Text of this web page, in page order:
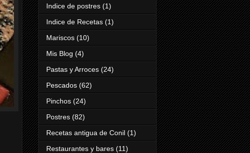
Indice de postres (1)
Indice de Recetas (1)
Mariscos (10)
Mis Blog (4)
Pastas y Arroces (24)
Pescados (62)
Pinchos (24)
Postres (82)
Recetas antigua de Conil (1)
Restaurantes y bares (11)